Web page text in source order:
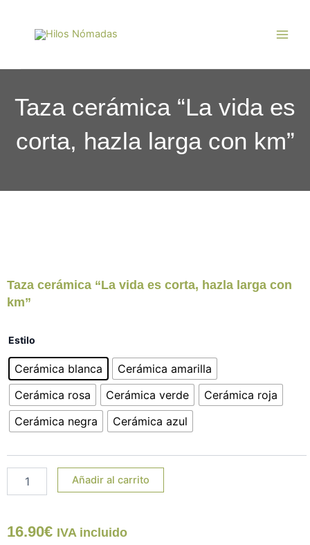
contenido
Taza cerámica “La vida es
corta, hazla larga con km”
Taza cerámica “La vida es corta, hazla larga con
km”
Estilo
Cerámica blanca
Cerámica amarilla
Cerámica rosa
Cerámica verde
Cerámica roja
Cerámica negra
Cerámica azul
Taza
"La
vida
es
corta,
hazla
larga
cantidad
Añadir al carrito
16.90€ IVA incluido